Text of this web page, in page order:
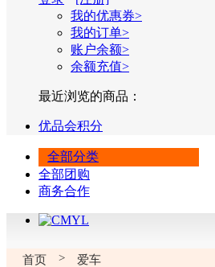
我的优惠券>
我的订单>
账户余额>
余额充值>
最近浏览的商品：
优品会积分
全部分类
全部团购
商务合作
首页 > 爱车